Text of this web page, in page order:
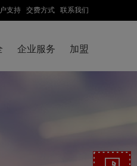
支持 交费方式 联系我们
企业服务 加盟